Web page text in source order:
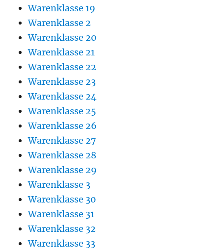
Warenklasse 19
Warenklasse 2
Warenklasse 20
Warenklasse 21
Warenklasse 22
Warenklasse 23
Warenklasse 24
Warenklasse 25
Warenklasse 26
Warenklasse 27
Warenklasse 28
Warenklasse 29
Warenklasse 3
Warenklasse 30
Warenklasse 31
Warenklasse 32
Warenklasse 33